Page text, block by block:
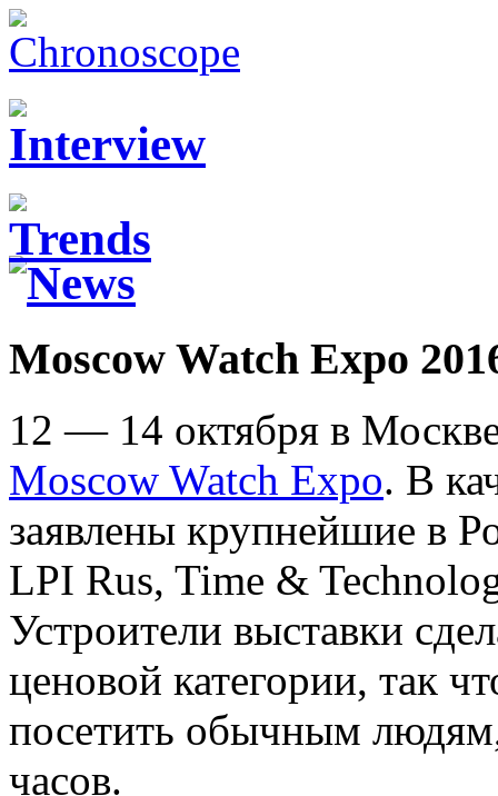
Moscow Watch Expo
12 — 14 октября в
Moscow Watch Expo. В
заявлены крупнейшие в
LPI Rus, Time &
Устроители выставки
ценовой категории, так
посетить обычным
часов.